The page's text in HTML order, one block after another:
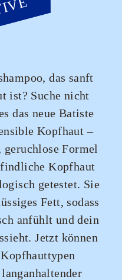
das sanft
ist? Suche nicht
das neue Batiste
Kopfhaut –
Formel
Kopfhaut
getestet. Sie
Fett, sodass
anfühlt und dein
Jetzt können